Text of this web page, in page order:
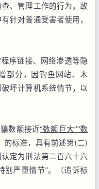
、管理工作的行为，故
针对普通受害者使用，
程序链接、网络渗透等隐
部分，因钓鱼网站、木
坏计算机系统情节，以
数额接近“数额巨大”“数
的标准，具有前述第(二)
定为刑法第二百六十六
别严重情节”。（追诉标